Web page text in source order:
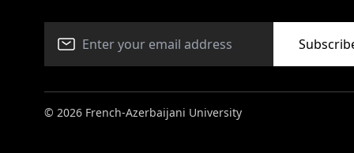
© 2026 French-Azerbaijani University